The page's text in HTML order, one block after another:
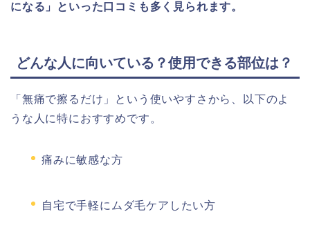
になる」といった口コミも多く見られます。
どんな人に向いている？使用できる部位は？
「無痛で擦るだけ」という使いやすさから、以下のよ
うな人に特におすすめです。
痛みに敏感な方
自宅で手軽にムダ毛ケアしたい方